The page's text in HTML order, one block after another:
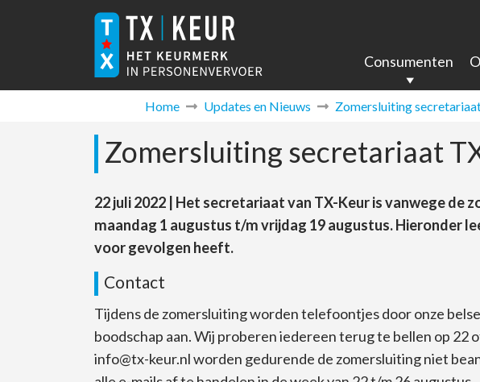
Consumenten
Home Updates en Nieuws Zomersluiting
Zomersluiting secretariaat
22 juli 2022 | Het secretariaat van TX-Keur is vanwege de
maandag 1 augustus t/m vrijdag 19 augustus. Hieronder
voor gevolgen heeft.
Contact
Tijdens de zomersluiting worden telefoontjes door onze
boodschap aan. Wij proberen iedereen terug te bellen op 22
info@tx-keur.nl worden gedurende de zomersluiting niet